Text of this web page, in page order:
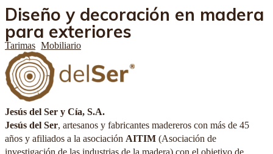
Diseño y decoración en madera
para exteriores
Tarimas Mobiliario
Jesús del Ser y Cía, S.A.
Jesús del Ser, artesanos y fabricantes madereros con más de 45
años y afiliados a la asociación AITIM (Asociación de
investigación de las industrias de la madera) con el objetivo de